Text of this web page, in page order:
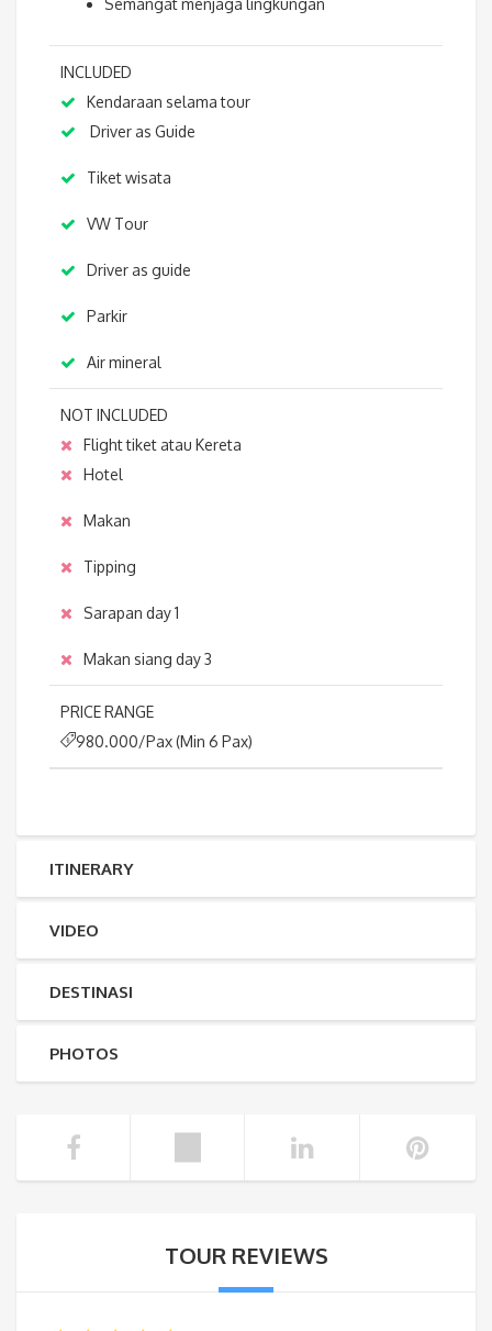
Semangat menjaga lingkungan
INCLUDED
Kendaraan selama tour
Driver as Guide
Tiket wisata
VW Tour
Driver as guide
Parkir
Air mineral
NOT INCLUDED
Flight tiket atau Kereta
Hotel
Makan
Tipping
Sarapan day 1
Makan siang day 3
PRICE RANGE
980.000/Pax (Min 6 Pax)
ITINERARY
VIDEO
DESTINASI
PHOTOS
TOUR REVIEWS